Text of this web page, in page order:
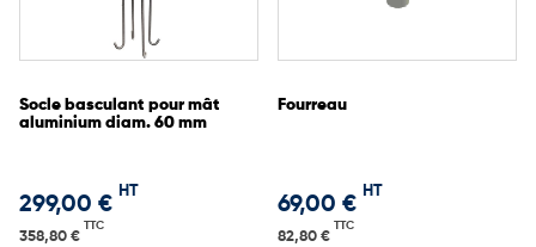
Nous consulter pour toute demande personnalisée.
Socle basculant pour mât
aluminium diam. 60 mm
299,00 €
HT
358,80 €
TTC
Fourreau
69,00 €
HT
82,80 €
TTC